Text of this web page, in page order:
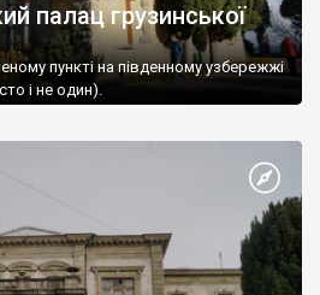
палац грузинської
пункті на південному узбережжі
і не один).